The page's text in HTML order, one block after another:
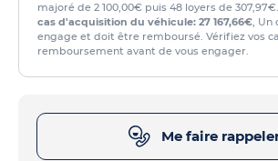
majoré de 2 100,00€ puis 48 loyers de 307,97€.
cas d'acquisition du véhicule: 27 167,66€, Un
engage et doit être remboursé. Vérifiez vos
remboursement avant de vous engager.
Me faire